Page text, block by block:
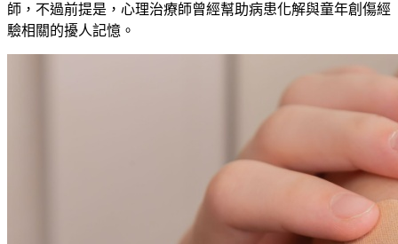
師，不過前提是，心理治療師曾經幫助病患化解與童年創傷經
驗相關的擾人記憶。